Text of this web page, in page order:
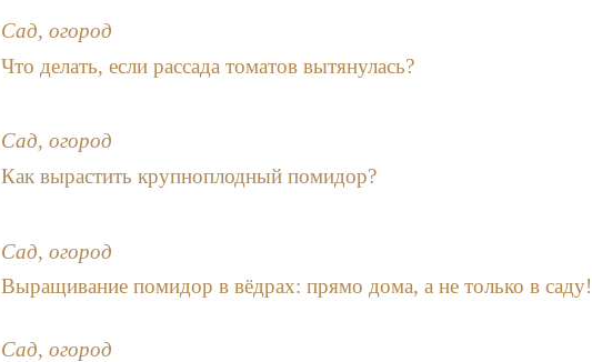
Сад, огород
Что делать, если рассада томатов вытянулась?
Сад, огород
Как вырастить крупноплодный помидор?
Сад, огород
Выращивание помидор в вёдрах: прямо дома, а не только в саду!
Сад, огород